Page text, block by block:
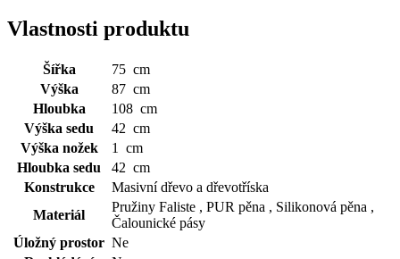
Vlastnosti produktu
Šířka
75 cm
Výška
87 cm
Hloubka
108 cm
Výška sedu
42 cm
Výška nožek
1 cm
Hloubka sedu
42 cm
Konstrukce
Masivní dřevo a dřevotříska
Materiál
Pružiny Faliste , PUR pěna , Silikonová pěna ,
Čalounické pásy
Úložný prostor Ne